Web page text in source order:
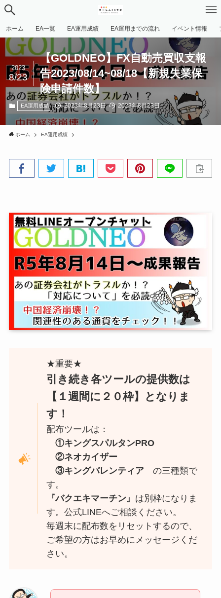
ホーム EA一覧 EA運用成績 EA運用までの流れ イベント情報
【GOLDNEO】FX自動売買収支報
告2023/08/14~08/18【新規失業保
険申請件数】
2023
8/23
EA運用成績 2023年8月23日 2023年8月23日
ホーム EA運用成績
★重要★
引き続き各ツールの提供数は
【１週間に２０枠】となりま
す！
配布ツールは：
①キングスパルタンPRO
②ネオカイザー
③キングバレンティア の三種類で
す。
『バクエキマーチン』 は別枠になりま
す。公式LINEへご相談ください。
毎週末に配布数をリセットするので、
ご希望の方はお早めにメッセージくだ
さい。